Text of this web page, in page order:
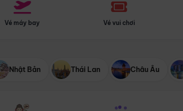
Vé máy bay Vé vui chơi
Nhật Bản Thái Lan Châu Âu